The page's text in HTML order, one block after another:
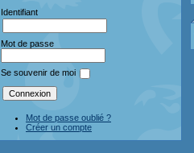
Identifiant
Mot de passe
Se souvenir de moi
Mot de passe oublié ?
Créer un compte